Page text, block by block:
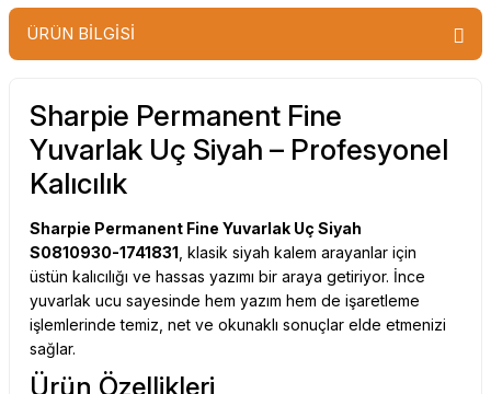
ÜRÜN BİLGİSİ
Sharpie Permanent Fine
Yuvarlak Uç Siyah – Profesyonel
Kalıcılık
Sharpie Permanent Fine Yuvarlak Uç Siyah
S0810930-1741831 , klasik siyah kalem arayanlar için
üstün kalıcılığı ve hassas yazımı bir araya getiriyor. İnce
yuvarlak ucu sayesinde hem yazım hem de işaretleme
işlemlerinde temiz, net ve okunaklı sonuçlar elde etmenizi
sağlar.
Ürün Özellikleri